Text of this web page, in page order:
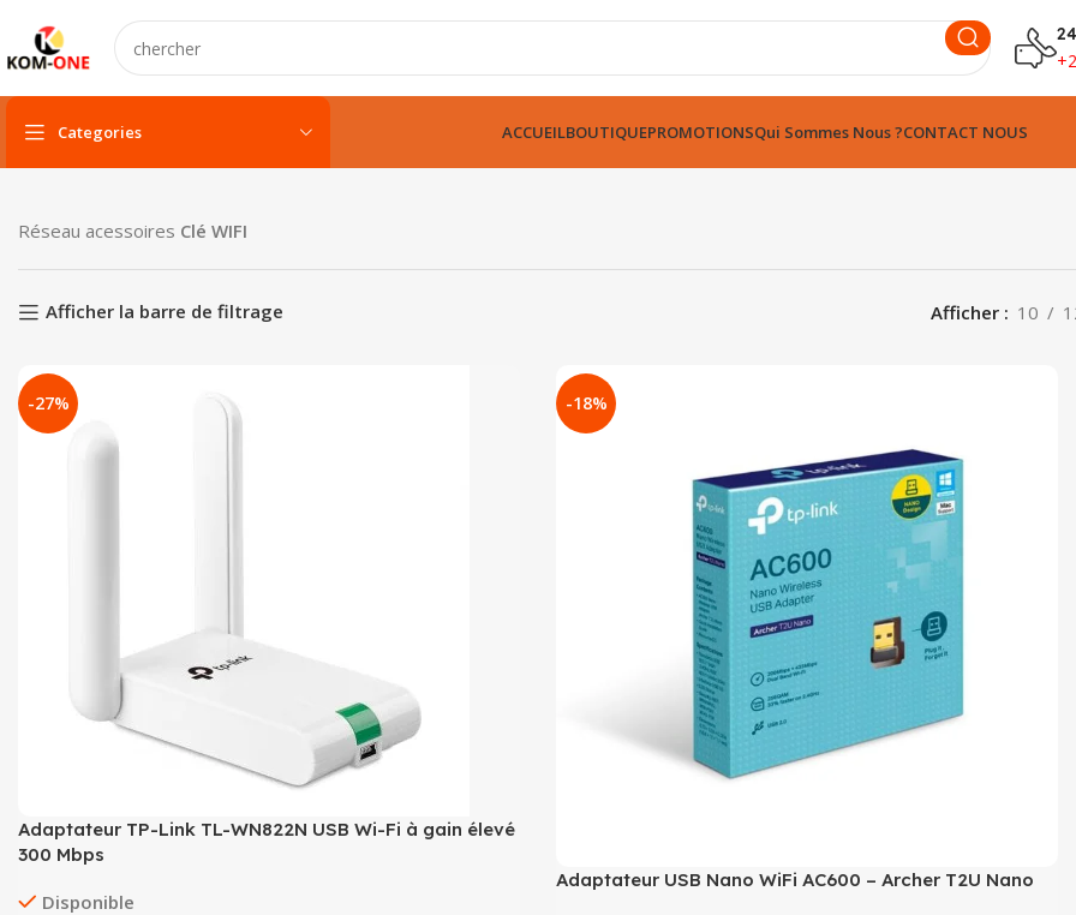
Categories ACCUEILBOUTIQUEPROMOTIONSQui Sommes Nous ?CONTACT NOUS
Réseau acessoires Clé WIFI
Afficher la barre de filtrage Afficher 10
-27%
Adaptateur TP-Link TL-WN822N USB Wi-Fi à gain élevé
300 Mbps
Disponible
-18%
Adaptateur USB Nano WiFi AC600 – Archer T2U Nano